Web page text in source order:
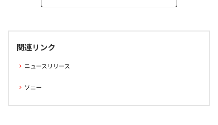
関連リンク
ニュースリリース
ソニー